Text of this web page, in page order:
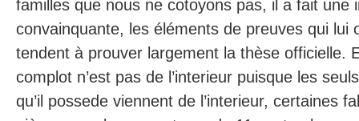
familles que nous ne cotoyons pas, il a fait une
convainquante, les éléments de preuves qui lui
tendent à prouver largement la thèse officielle.
complot n’est pas de l’interieur puisque les
qu’il possede viennent de l’interieur, certaines